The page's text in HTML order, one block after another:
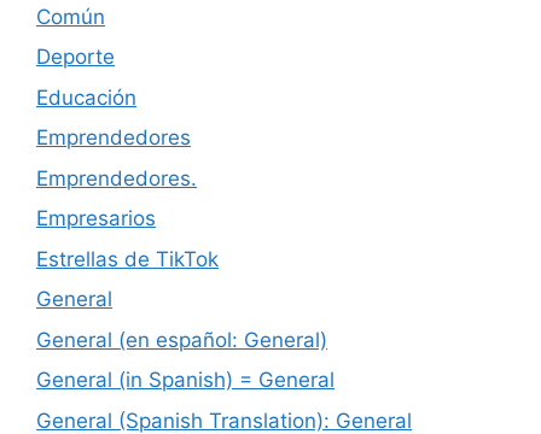
Común
Deporte
Educación
Emprendedores
Emprendedores.
Empresarios
Estrellas de TikTok
General
General (en español: General)
General (in Spanish) = General
General (Spanish Translation): General